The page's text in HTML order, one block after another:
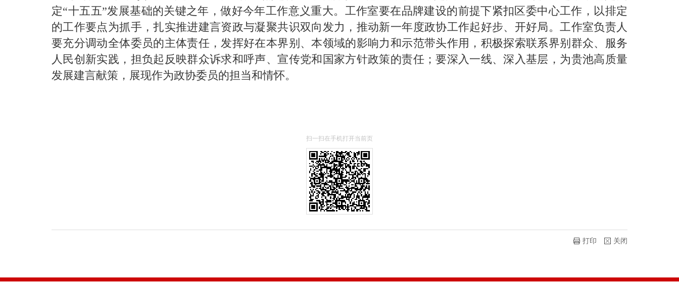
定“十五五”发展基础的关键之年，做好今年工作意义重大。工作室要在品牌建设的前提下紧扣区委中心工作，以排定
的工作要点为抓手，扎实推进建言资政与凝聚共识双向发力，推动新一年度政协工作起好步、开好局。工作室负责人
要充分调动全体委员的主体责任，发挥好在本界别、本领域的影响力和示范带头作用，积极探索联系界别群众、服务
人民创新实践，担负起反映群众诉求和呼声、宣传党和国家方针政策的责任；要深入一线、深入基层，为贵池高质量
发展建言献策，展现作为政协委员的担当和情怀。
扫一扫在手机打开当前页
打印 关闭